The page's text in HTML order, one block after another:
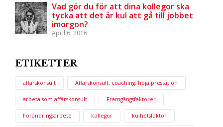
Vad gör du för att dina kollegor ska
tycka att det är kul att gå till jobbet
imorgon?
April 6, 2016
ETIKETTER
affärskonsult Affärskonsult; coaching; höja prestation
arbeta som affärskonsult Framgångsfaktorer
Förändringsarbete kollegor kulhetsfaktor